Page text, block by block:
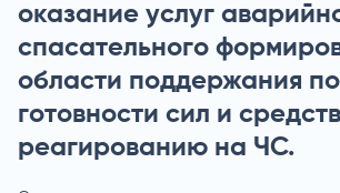
оказание услуг
спасательного
области поддержания
готовности сил и
реагированию на ЧС.